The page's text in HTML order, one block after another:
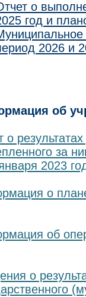
о
год и
2026 и
об
о
за
2023
о
об
о